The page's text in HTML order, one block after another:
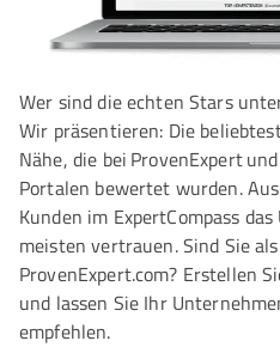
Wer sind die echten Stars
Wir präsentieren: Die
Nähe, die bei ProvenExpert
Portalen bewertet wurden.
Kunden im ExpertCompass
meisten vertrauen. Sind Sie
ProvenExpert.com? Erstellen
und lassen Sie Ihr
empfehlen.